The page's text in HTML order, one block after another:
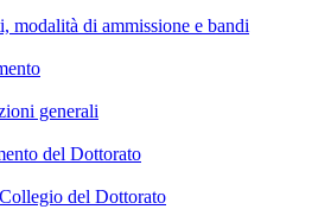
modalità di ammissione e bandi
generali
del Dottorato
del Dottorato